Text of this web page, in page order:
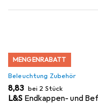
MENGENRABATT
Beleuchtung Zubehör
EUR
8,83 bei 2 Stück
L&S Endkappen- und